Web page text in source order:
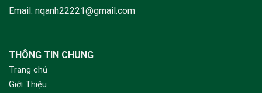
Email: nqanh22221@gmail.com
THÔNG TIN CHUNG
Trang chủ
Giới Thiệu